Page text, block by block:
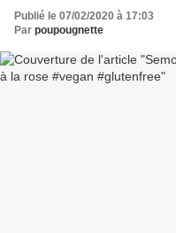
Publié le 07/02/2020 à 17:03
Par poupougnette